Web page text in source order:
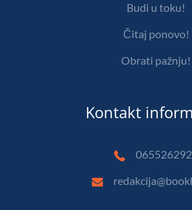
Budi u toku!
Čitaj ponovo!
Obrati pažnju!
Kontakt